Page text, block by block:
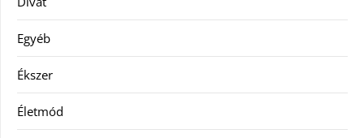
Egyéb
Ékszer
Életmód